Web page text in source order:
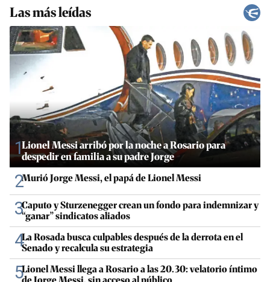
Las más leídas
1Lionel Messi arribó por la noche a Rosario para
despedir en familia a su padre Jorge
2Murió Jorge Messi, el papá de Lionel Messi
3Caputo y Sturzenegger crean un fondo para indemnizar y
“ganar” sindicatos aliados
4La Rosada busca culpables después de la derrota en el
Senado y recalcula su estrategia
5Lionel Messi llega a Rosario a las 20.30: velatorio íntimo
de Jorge Messi, sin acceso al público